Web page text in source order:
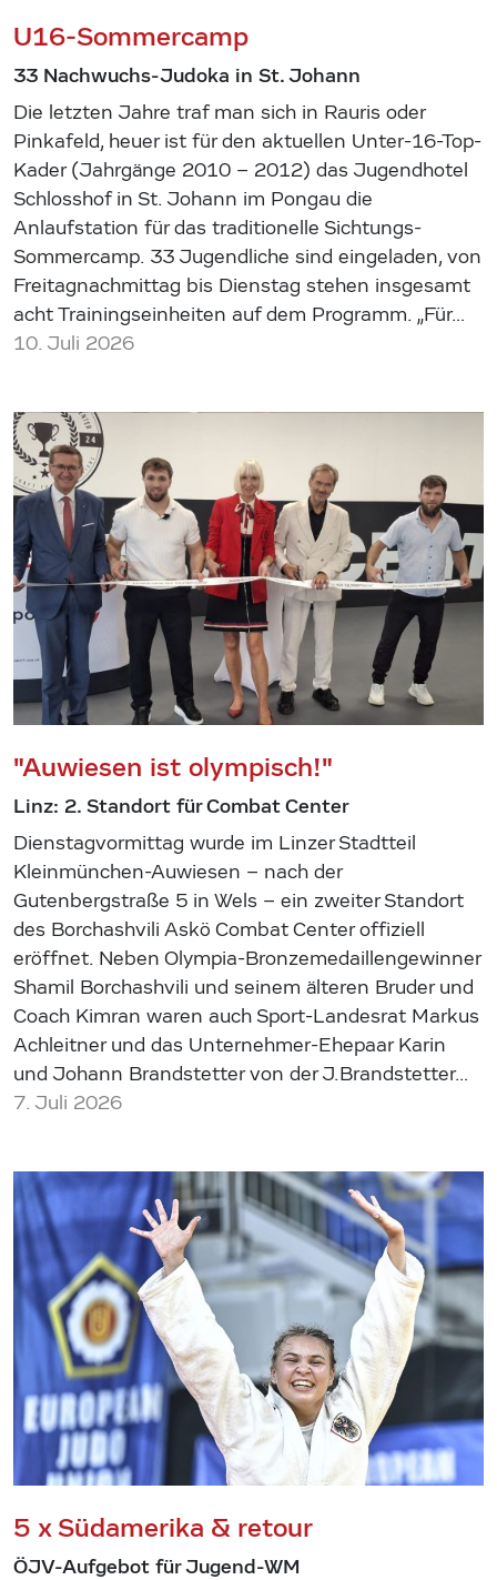
U16-Sommercamp
33 Nachwuchs-Judoka in St. Johann
Die letzten Jahre traf man sich in Rauris oder
Pinkafeld, heuer ist für den aktuellen Unter-16-Top-
Kader (Jahrgänge 2010 – 2012) das Jugendhotel
Schlosshof in St. Johann im Pongau die
Anlaufstation für das traditionelle Sichtungs-
Sommercamp. 33 Jugendliche sind eingeladen, von
Freitagnachmittag bis Dienstag stehen insgesamt
acht Trainingseinheiten auf dem Programm. „Für…
10. Juli 2026
"Auwiesen ist olympisch!"
Linz: 2. Standort für Combat Center
Dienstagvormittag wurde im Linzer Stadtteil
Kleinmünchen-Auwiesen – nach der
Gutenbergstraße 5 in Wels – ein zweiter Standort
des Borchashvili Askö Combat Center offiziell
eröffnet. Neben Olympia-Bronzemedaillengewinner
Shamil Borchashvili und seinem älteren Bruder und
Coach Kimran waren auch Sport-Landesrat Markus
Achleitner und das Unternehmer-Ehepaar Karin
und Johann Brandstetter von der J.Brandstetter…
7. Juli 2026
5 x Südamerika & retour
ÖJV-Aufgebot für Jugend-WM